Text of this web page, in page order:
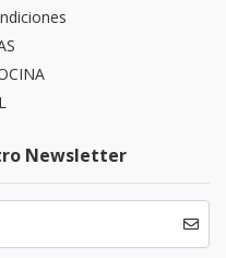
Newsletter